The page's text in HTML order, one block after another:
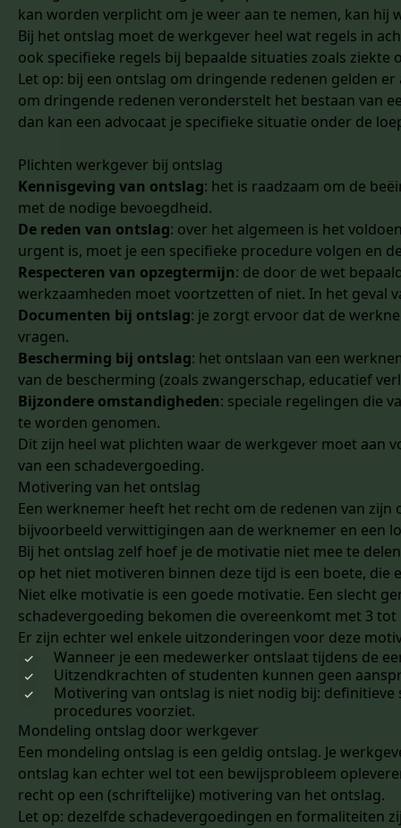
kan worden verplicht om je weer aan te nemen, kan
Bij het ontslag moet de werkgever heel wat regels in
ook specifieke regels bij bepaalde situaties zoals
Let op: bij een ontslag om dringende redenen gelden
om dringende redenen veronderstelt het bestaan van
dan kan een advocaat je specifieke situatie onder de
Plichten werkgever bij ontslag
Kennisgeving van ontslag: het is raadzaam om de
met de nodige bevoegdheid.
De reden van ontslag: over het algemeen is het
urgent is, moet je een specifieke procedure volgen en
Respecteren van opzegtermijn: de door de wet
werkzaamheden moet voortzetten of niet. In het geval
Documenten bij ontslag: je zorgt ervoor dat de
vragen.
Bescherming bij ontslag: het ontslaan van een
van de bescherming (zoals zwangerschap, educatief
Bijzondere omstandigheden: speciale regelingen die
te worden genomen.
Dit zijn heel wat plichten waar de werkgever moet aan
van een schadevergoeding.
Motivering van het ontslag
Een werknemer heeft het recht om de redenen van
bijvoorbeeld verwittigingen aan de werknemer en een
Bij het ontslag zelf hoef je de motivatie niet mee te
op het niet motiveren binnen deze tijd is een boete, die
Niet elke motivatie is een goede motivatie. Een slecht
schadevergoeding bekomen die overeenkomt met 3
Er zijn echter wel enkele uitzonderingen voor deze
Wanneer je een medewerker ontslaat tijdens de
Uitzendkrachten of studenten kunnen geen
Motivering van ontslag is niet nodig bij:
procedures voorziet.
Mondeling ontslag door werkgever
Een mondeling ontslag is een geldig ontslag. Je
ontslag kan echter wel tot een bewijsprobleem
recht op een (schriftelijke) motivering van het ontslag.
Let op: dezelfde schadevergoedingen en formaliteiten